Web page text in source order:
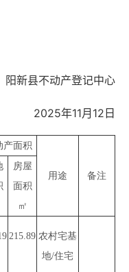
阳新县不动产登记中心
2025年11月12日
产面积
用途 备注
房屋
面积
㎡
215.89 农村宅基
地/住宅